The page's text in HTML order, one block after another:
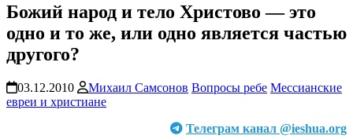
Божий народ и тело Христово — это
одно и то же, или одно является частью
другого?
03.12.2010 Михаил Самсонов Вопросы ребе Мессианские
евреи и христиане
Телеграм канал @ieshua.org